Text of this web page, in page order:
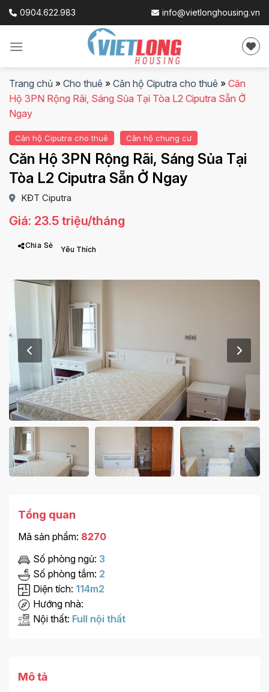
Skip
0904.622.983 info@vietlonghousing.vn
Trang chủ » Cho thuê » Căn hộ Ciputra cho thuê » Căn
Hộ 3PN Rộng Rãi, Sáng Sủa Tại Tòa L2 Ciputra Sẵn Ở
Ngay
Căn hộ Ciputra cho thuê Căn hộ chung cư
Căn Hộ 3PN Rộng Rãi, Sáng Sủa Tại
Tòa L2 Ciputra Sẵn Ở Ngay
KĐT Ciputra
Giá: 23.5 triệu/tháng
Chia Sẻ
Tổng quan
Mã sản phẩm: 8270
Số phòng ngủ: 3
Số phòng tắm: 2
Diện tích: 114m2
Hướng nhà:
Nội thất: Full nội thất
Mô tả